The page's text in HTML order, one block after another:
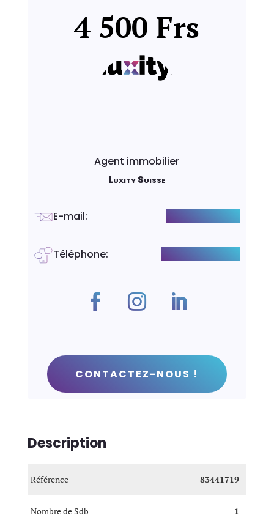
4 500 Frs
Agent immobilier
Luxity Suisse
E-mail:
Téléphone:
CONTACTEZ-NOUS !
Description
Référence 83441719
Nombre de Sdb 1